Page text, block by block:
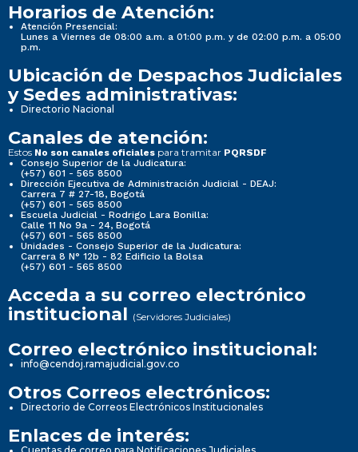
Horarios de Atención:
Atención Presencial:
Lunes a Viernes de 08:00 a.m. a 01:00 p.m. y de 02:00 p.m. a 05:00
p.m.
Ubicación de Despachos Judiciales
y Sedes administrativas:
Directorio Nacional
Canales de atención:
Estos No son canales oficiales para tramitar PQRSDF
Consejo Superior de la Judicatura:
(+57) 601 - 565 8500
Dirección Ejecutiva de Administración Judicial - DEAJ:
Carrera 7 # 27-18, Bogotá
(+57) 601 - 565 8500
Escuela Judicial - Rodrigo Lara Bonilla:
Calle 11 No 9a - 24, Bogotá
(+57) 601 - 565 8500
Unidades - Consejo Superior de la Judicatura:
Carrera 8 N° 12b - 82 Edificio la Bolsa
(+57) 601 - 565 8500
Acceda a su correo electrónico
institucional (Servidores Judiciales)
Correo electrónico institucional:
info@cendoj.ramajudicial.gov.co
Otros Correos electrónicos:
Directorio de Correos Electrónicos Institucionales
Enlaces de interés: